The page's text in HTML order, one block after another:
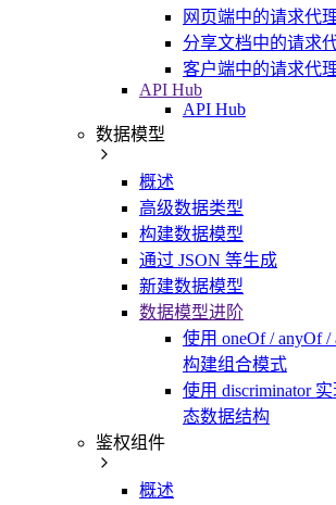
网页端中的请求代
分享文档中的请求
客户端中的请求代
API Hub
API Hub
数据模型
概述
高级数据类型
构建数据模型
通过 JSON 等生成
新建数据模型
数据模型进阶
使用 oneOf / anyOf /
构建组合模式
使用 discriminator
态数据结构
鉴权组件
概述